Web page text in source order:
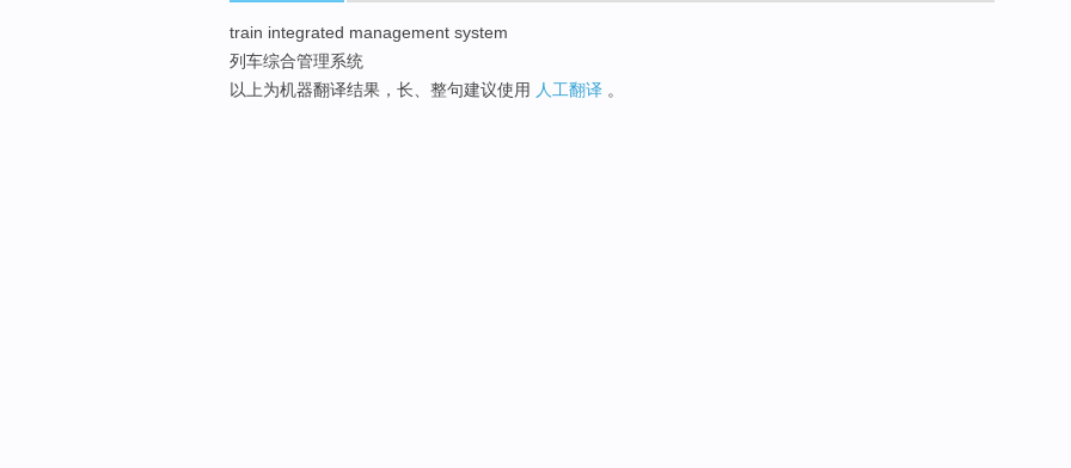
train integrated management system
列车综合管理系统
以上为机器翻译结果，长、整句建议使用 人工翻译 。